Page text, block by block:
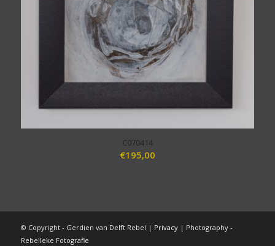
C070414
€195,00
© Copyright - Gerdien van Delft Rebel | Privacy| Photography -
Rebelleke Fotografie